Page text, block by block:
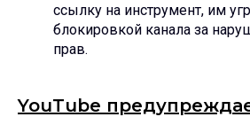
ссылку на инструмент, им
блокировкой канала за
прав.
YouTube